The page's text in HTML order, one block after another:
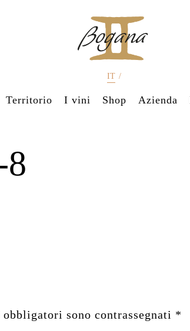
IT /
Territorio I vini Shop Azienda
sono contrassegnati *